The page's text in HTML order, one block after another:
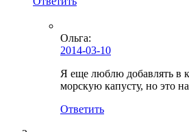
Ольга:
2014-03-10
Я еще люблю добавлять в
морскую капусту, но это
Ответить